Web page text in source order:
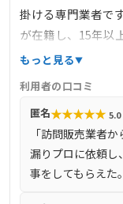
掛ける専門業者で
が在籍し、15年以
ます。職人直営店
積りは無料で行っ
替えまで、幅広い
もっと見る
利用者の口コミ
匿名★★★★★ 5.0
「訪問販売業者
漏りプロに依頼し
事をしてもらえた